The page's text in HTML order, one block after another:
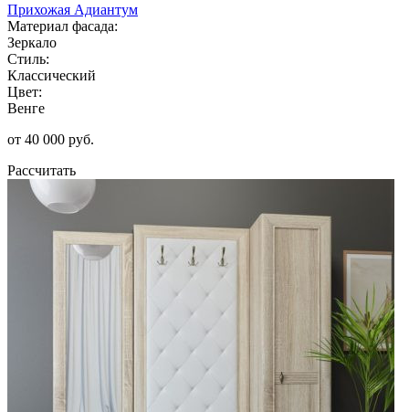
Прихожая Адиантум
Материал фасада:
Зеркало
Стиль:
Классический
Цвет:
Венге
от 40 000 руб.
Рассчитать